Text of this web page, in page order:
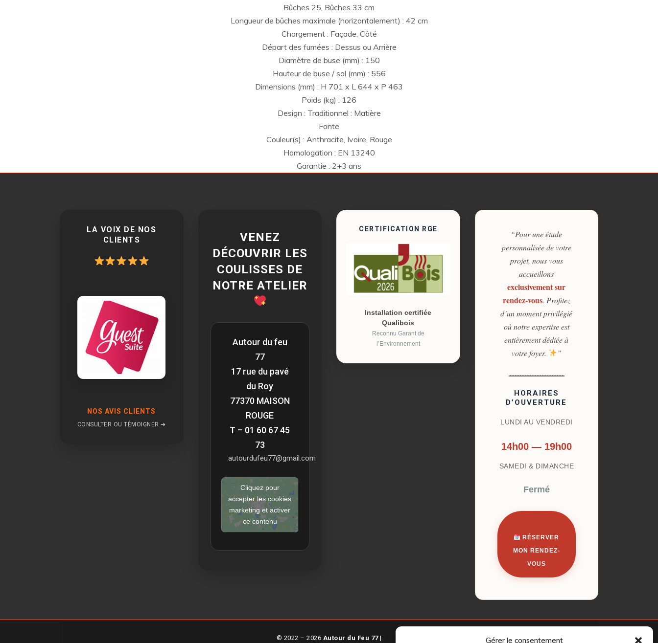
Gérer le consentement
Bûches 25, Bûches 33 cm
Longueur de bûches maximale (horizontalement) : 42 cm
Chargement : Façade, Côté
Départ des fumées : Dessus ou Arrière
Diamètre de buse (mm) : 150
Hauteur de buse / sol (mm) : 556
Dimensions (mm) : H 701 x L 644 x P 463
Poids (kg) : 126
Design : Traditionnel : Matière
Fonte
Couleur(s) : Anthracite, Ivoire, Rouge
Homologation : EN 13240
Garantie : 2+3 ans
LA VOIX DE NOS
CLIENTS
NOS AVIS CLIENTS
CONSULTER OU TÉMOIGNER ➔
VENEZ
DÉCOUVRIR LES
COULISSES DE
NOTRE ATELIER
Autour du feu
77
17 rue du pavé
du Roy
77370 MAISON
ROUGE
T – 01 60 67 45
73
autourdufeu77@gmail.com
Cliquez pour
accepter les cookies
marketing et activer
ce contenu
CERTIFICATION RGE
Installation certifiée
Qualibois
Reconnu Garant de
l’Environnement
“Pour une étude
personnalisée de votre
projet, nous vous
accueillons
exclusivement sur
rendez-vous. Profitez
d’un moment privilégié
où notre expertise est
entièrement dédiée à
votre foyer.
”
HORAIRES
D’OUVERTURE
LUNDI AU VENDREDI
14h00 — 19h00
SAMEDI & DIMANCHE
Fermé
RÉSERVER
MON RENDEZ-
VOUS
© 2022 – 2026 Autour du Feu 77|